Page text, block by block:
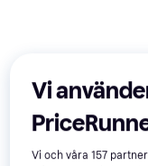
Vi
Vi och våra157